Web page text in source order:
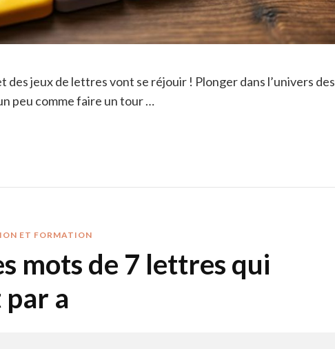
des jeux de lettres vont se réjouir ! Plonger dans l’univers des
peu comme faire un tour …
ET FORMATION
mots de 7 lettres qui
a